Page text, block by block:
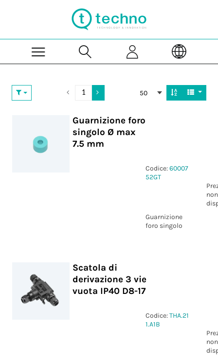
50
Guarnizione foro
singolo Ø max
7.5 mm
Codice:60007
52GT
non
Guarnizione
foro singolo
Scatola di
derivazione 3 vie
vuota IP40 D8-17
Codice:THA.21
1.A1B
non